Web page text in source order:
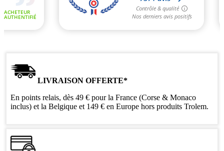
LIVRAISON OFFERTE*
En points relais, dès 49 € pour la France (Corse & Monaco
inclus) et la Belgique et 149 € en Europe hors produits Trolem.